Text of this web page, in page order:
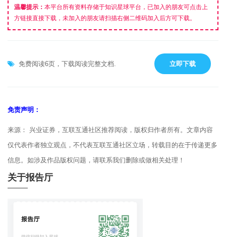
温馨提示： 本平台所有资料存储于知识星球平台，已加入的朋友可点击上
方链接直接下载，未加入的朋友请扫描右侧二维码加入后方可下载。
免费阅读6页，下载阅读完整文档. 立即下载
免责声明：
来源： 兴业证券，互联互通社区推荐阅读，版权归作者所有。文章内容
仅代表作者独立观点，不代表互联互通社区立场，转载目的在于传递更多
信息。如涉及作品版权问题，请联系我们删除或做相关处理！
关于报告厅